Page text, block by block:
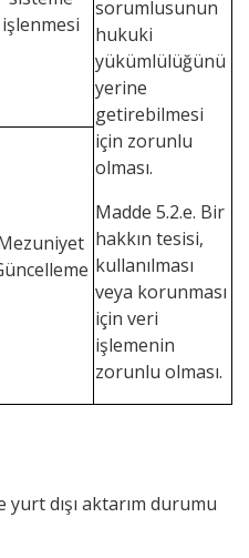
işlenmesi
sorumlusunun
hukuki
yükümlülüğünü
yerine
getirebilmesi
için zorunlu
olması.
Madde 5.2.e. Bir
hakkın tesisi,
kullanılması
veya korunması
için veri
işlemenin
zorunlu olması.
dışı aktarım durumu